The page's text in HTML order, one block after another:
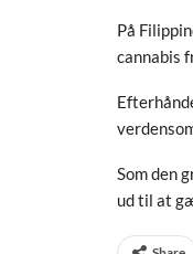
På
cannabis
Som den
ud til at